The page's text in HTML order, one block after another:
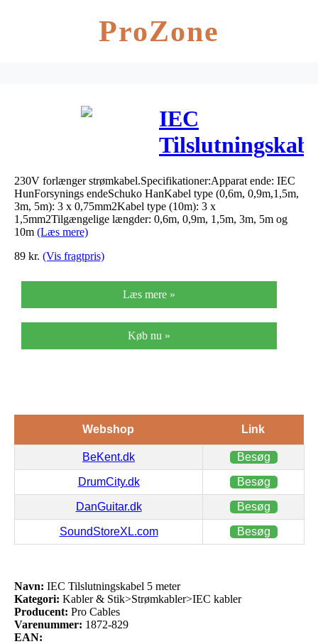
ProZone
IEC
5 meter
230V forlænger strømkabel.Specifikationer:Apparat ende: IEC
HunForsynings endeSchuko HanKabel type (0,6m, 0,9m,1,5m,
3m, 5m): 3 x 0,75mm2Kabel type (10m): 3 x
1,5mm2Tilgængelige længder: 0,6m, 0,9m, 1,5m, 3m, 5m og
10m (Læs mere)
89 kr. (Vis fragtpris)
Læs mere »
Køb nu »
Webshop Link
BeKent.dk Besøg
DrumCity.dk Besøg
DanGuitar.dk Besøg
SoundStoreXL.com Besøg
Navn: IEC Tilslutningskabel 5 meter
Kategori: Kabler & Stik>Strømkabler>IEC kabler
Producent: Pro Cables
Varenummer: 1872-829
EAN: